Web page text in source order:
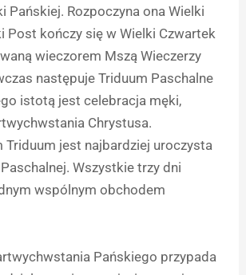
Pańskiej. Rozpoczyna ona Wielki
Post kończy się w Wielki Czwartek
wieczorem Mszą Wieczerzy
następuje Triduum Paschalne
istotą jest celebracja męki,
Chrystusa.
Triduum jest najbardziej uroczysta
Wszystkie trzy dni
wspólnym obchodem
Pańskiego przypada